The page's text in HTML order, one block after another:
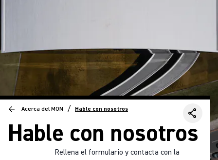
Acerca del MON / Hable con nosotros
Hable con nosotros
Rellena el formulario y contacta con la